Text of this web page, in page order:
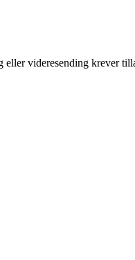
videresending krever